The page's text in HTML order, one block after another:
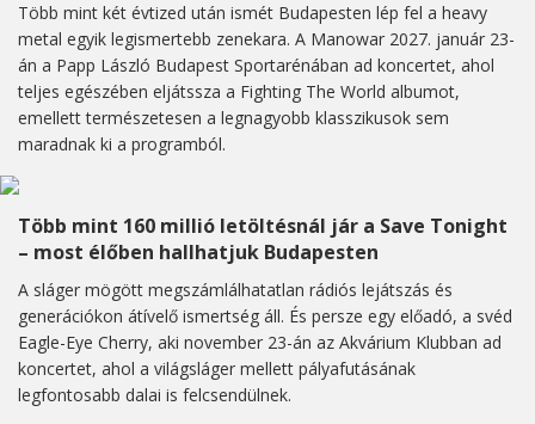
Több mint két évtized után ismét Budapesten lép fel a heavy
metal egyik legismertebb zenekara. A Manowar 2027. január 23-
án a Papp László Budapest Sportarénában ad koncertet, ahol
teljes egészében eljátssza a Fighting The World albumot,
emellett természetesen a legnagyobb klasszikusok sem
maradnak ki a programból.
Több mint 160 millió letöltésnál jár a Save Tonight
– most élőben hallhatjuk Budapesten
A sláger mögött megszámlálhatatlan rádiós lejátszás és
generációkon átívelő ismertség áll. És persze egy előadó, a svéd
Eagle-Eye Cherry, aki november 23-án az Akvárium Klubban ad
koncertet, ahol a világsláger mellett pályafutásának
legfontosabb dalai is felcsendülnek.